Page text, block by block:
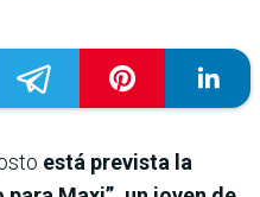
está prevista la